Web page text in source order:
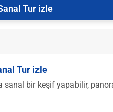
Tur izle
Tur izle
sanal bir keşif yapabilir,